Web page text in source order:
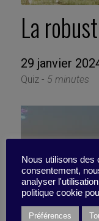
La
29 janvier
Quiz - 5 minutes
Nous utilisons des
consentement,
analyser
politique cookie
Préférences